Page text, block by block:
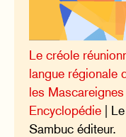
Le créole
langue régionale
les
Encyclopédie |
Sambuc éditeur.